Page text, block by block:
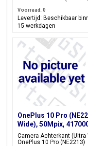
Voorraad: 0
Levertijd: Beschikbaar
15 werkdagen
OnePlus 10 Pro
Wide), 50Mpix,
Camera Achterkant (Ultra
OnePlus 10 Pro (NE2213)